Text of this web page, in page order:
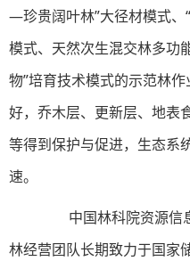
—珍贵阔叶林”大径材模式
模式、天然次生混交林多功
物”培育技术模式的示范林
好，乔木层、更新层、地表
等得到保护与促进，生态系
速。
中国林科院资源信
林经营团队长期致力于国家